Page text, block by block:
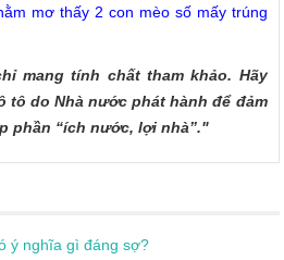
mơ thấy 2 con mèo số mấy trúng
mang tính chất tham khảo. Hãy
tô do Nhà nước phát hành để đảm
phần “ích nước, lợi nhà”."
ý nghĩa gì đáng sợ?